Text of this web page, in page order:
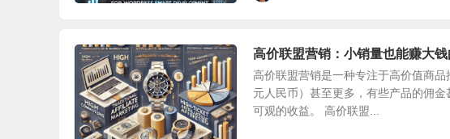
高价联盟营销：小销量也能赚大
高价联盟营销是一种专注于高价值商
元人民币）甚至更多，有些产品的佣
可观的收益。 高价联盟...